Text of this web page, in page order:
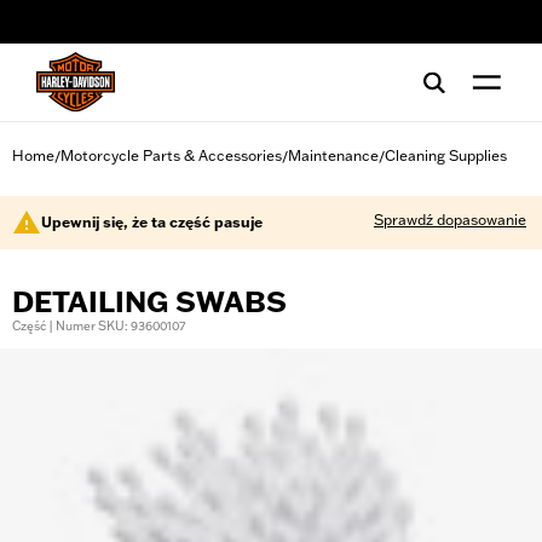
Home/Motorcycle Parts & Accessories/Maintenance/Cleaning Supplies
Upewnij się, że ta część pasuje Sprawdź dopasowanie
DETAILING SWABS
Część | Numer SKU: 93600107